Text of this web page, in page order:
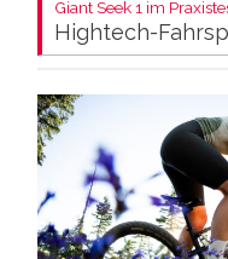
Giant Seek 1 im
Hightech-